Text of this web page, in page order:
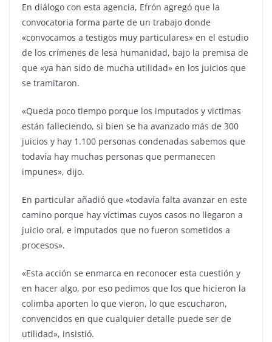
En diálogo con esta agencia, Efrón agregó que la
convocatoria forma parte de un trabajo donde
«convocamos a testigos muy particulares» en el estudio
de los crímenes de lesa humanidad, bajo la premisa de
que «ya han sido de mucha utilidad» en los juicios que
se tramitaron.
«Queda poco tiempo porque los imputados y victimas
están falleciendo, si bien se ha avanzado más de 300
juicios y hay 1.100 personas condenadas sabemos que
todavía hay muchas personas que permanecen
impunes», dijo.
En particular añadió que «todavía falta avanzar en este
camino porque hay víctimas cuyos casos no llegaron a
juicio oral, e imputados que no fueron sometidos a
procesos».
«Esta acción se enmarca en reconocer esta cuestión y
en hacer algo, por eso pedimos que los que hicieron la
colimba aporten lo que vieron, lo que escucharon,
convencidos en que cualquier detalle puede ser de
utilidad», insistió.